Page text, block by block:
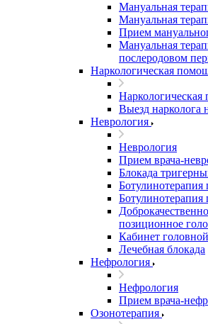
Мануальная
Мануальная
Прием
Мануальная
послеродовом
Наркологическая
Выезд нарколога
Неврология
Неврология
Прием врача-
Блокада
Ботулинотерапия
позиционное
Кабинет
Лечебная блокада
Нефрология
Нефрология
Прием врача-
Озонотерапия